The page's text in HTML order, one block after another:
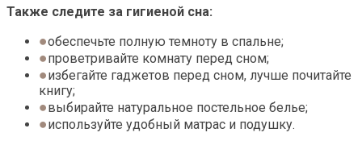
Также следите за гигиеной сна:
обеспечьте полную темноту в спальне;
проветривайте комнату перед сном;
избегайте гаджетов перед сном, лучше почитайте
книгу;
выбирайте натуральное постельное белье;
используйте удобный матрас и подушку.